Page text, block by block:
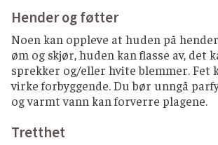
Hender og føtter
Noen kan oppleve at huden på
øm og skjør, huden kan flasse av, det
sprekker og/eller hvite blemmer. Fet
virke forbyggende. Du bør unngå
og varmt vann kan forverre plagene.
Tretthet